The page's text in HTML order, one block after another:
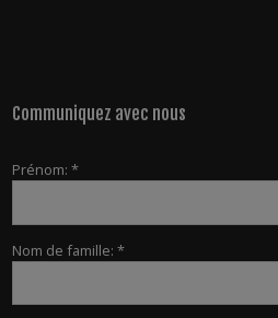
Communiquez avec nous
Prénom: *
Nom de famille: *